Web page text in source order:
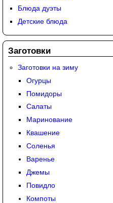
Блюда дуэты
Детские блюда
Заготовки
Заготовки на зиму
Огурцы
Помидоры
Салаты
Маринование
Квашение
Соленья
Варенье
Джемы
Повидло
Компоты